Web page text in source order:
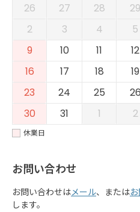
26 27 28 29
2
3 4 5
9
10 11 12
16
17 18 19
23
24 25 26
30
31 1 2
休業日
お問い合わせ
お問い合わせはメール、または
します。